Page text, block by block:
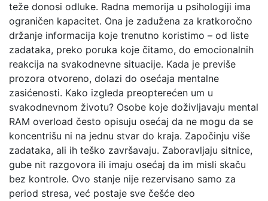
teže donosi odluke. Radna memorija u psihologiji ima
ograničen kapacitet. Ona je zadužena za kratkoročno
držanje informacija koje trenutno koristimo – od liste
zadataka, preko poruka koje čitamo, do emocionalnih
reakcija na svakodnevne situacije. Kada je previše
prozora otvoreno, dolazi do osećaja mentalne
zasićenosti. Kako izgleda preopterećen um u
svakodnevnom životu? Osobe koje doživljavaju mental
RAM overload često opisuju osećaj da ne mogu da se
koncentrišu ni na jednu stvar do kraja. Započinju više
zadataka, ali ih teško završavaju. Zaboravljaju sitnice,
gube nit razgovora ili imaju osećaj da im misli skaču
bez kontrole. Ovo stanje nije rezervisano samo za
period stresa, već postaje sve češće deo